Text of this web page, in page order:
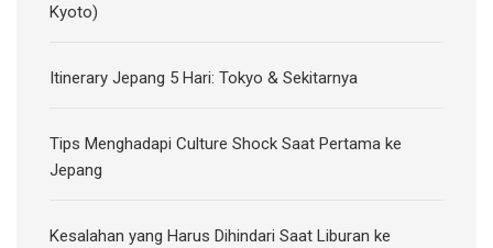
Kyoto)
Itinerary Jepang 5 Hari: Tokyo & Sekitarnya
Tips Menghadapi Culture Shock Saat Pertama ke
Jepang
Kesalahan yang Harus Dihindari Saat Liburan ke